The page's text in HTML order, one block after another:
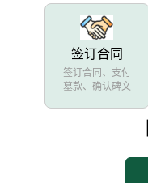
签订合同
签订合同、支付
墓款、确认碑文